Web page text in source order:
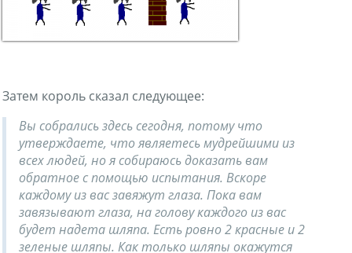
Затем король сказал следующее:
Вы собрались здесь сегодня, потому что
утверждаете, что являетесь мудрейшими из
всех людей, но я собираюсь доказать вам
обратное с помощью испытания. Вскоре
каждому из вас завяжут глаза. Пока вам
завязывают глаза, на голову каждого из вас
будет надета шляпа. Есть ровно 2 красные и 2
зеленые шляпы. Как только шляпы окажутся